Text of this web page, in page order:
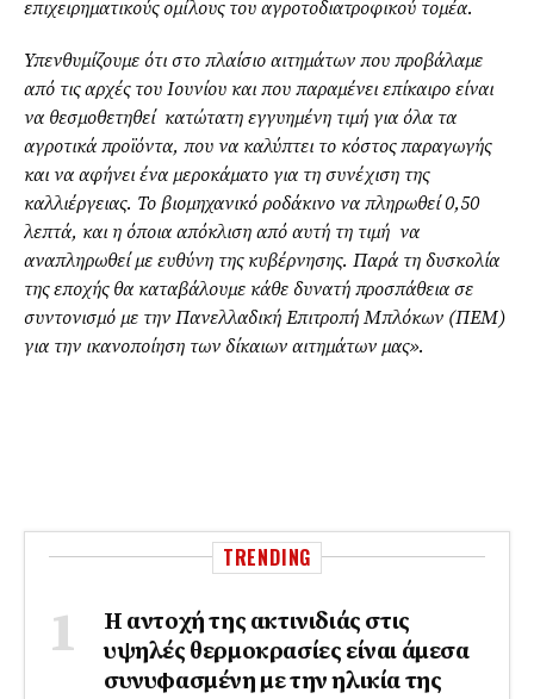
επιχειρηματικούς ομίλους του αγροτοδιατροφικού τομέα.
Υπενθυμίζουμε ότι στο πλαίσιο αιτημάτων που προβάλαμε
από τις αρχές του Ιουνίου και που παραμένει επίκαιρο είναι
να θεσμοθετηθεί κατώτατη εγγυημένη τιμή για όλα τα
αγροτικά προϊόντα, που να καλύπτει το κόστος παραγωγής
και να αφήνει ένα μεροκάματο για τη συνέχιση της
καλλιέργειας. Το βιομηχανικό ροδάκινο να πληρωθεί 0,50
λεπτά, και η όποια απόκλιση από αυτή τη τιμή να
αναπληρωθεί με ευθύνη της κυβέρνησης. Παρά τη δυσκολία
της εποχής θα καταβάλουμε κάθε δυνατή προσπάθεια σε
συντονισμό με την Πανελλαδική Επιτροπή Μπλόκων (ΠΕΜ)
για την ικανοποίηση των δίκαιων αιτημάτων μας».
TRENDING
Η αντοχή της ακτινιδιάς στις
υψηλές θερμοκρασίες είναι άμεσα
συνυφασμένη με την ηλικία της